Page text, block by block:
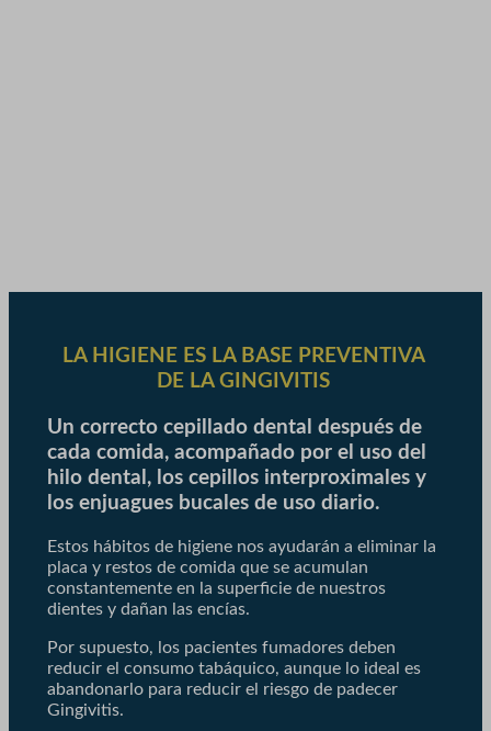
LA HIGIENE ES LA BASE PREVENTIVA
DE LA GINGIVITIS
Un correcto cepillado dental después de
cada comida, acompañado por el uso del
hilo dental, los cepillos interproximales y
los enjuagues bucales de uso diario.
Estos hábitos de higiene nos ayudarán a eliminar la
placa y restos de comida que se acumulan
constantemente en la superficie de nuestros
dientes y dañan las encías.
Por supuesto, los pacientes fumadores deben
reducir el consumo tabáquico, aunque lo ideal es
abandonarlo para reducir el riesgo de padecer
Gingivitis.